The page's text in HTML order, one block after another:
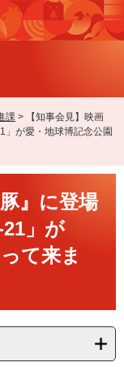
課 >
【知事会見】映画
」が愛・地球博記念公園
』に登場
」が
て来ま